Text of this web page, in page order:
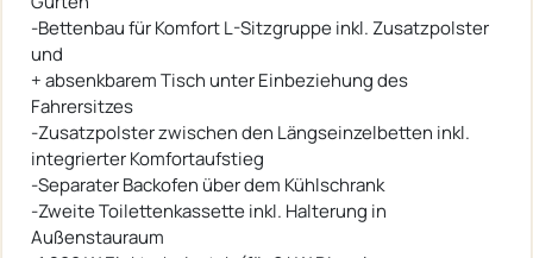
-Bettenbau für Komfort L-Sitzgruppe inkl. Zusatzpolster
und
+ absenkbarem Tisch unter Einbeziehung des
Fahrersitzes
-Zusatzpolster zwischen den Längseinzelbetten inkl.
integrierter Komfortaufstieg
-Separater Backofen über dem Kühlschrank
-Zweite Toilettenkassette inkl. Halterung in
Außenstauraum